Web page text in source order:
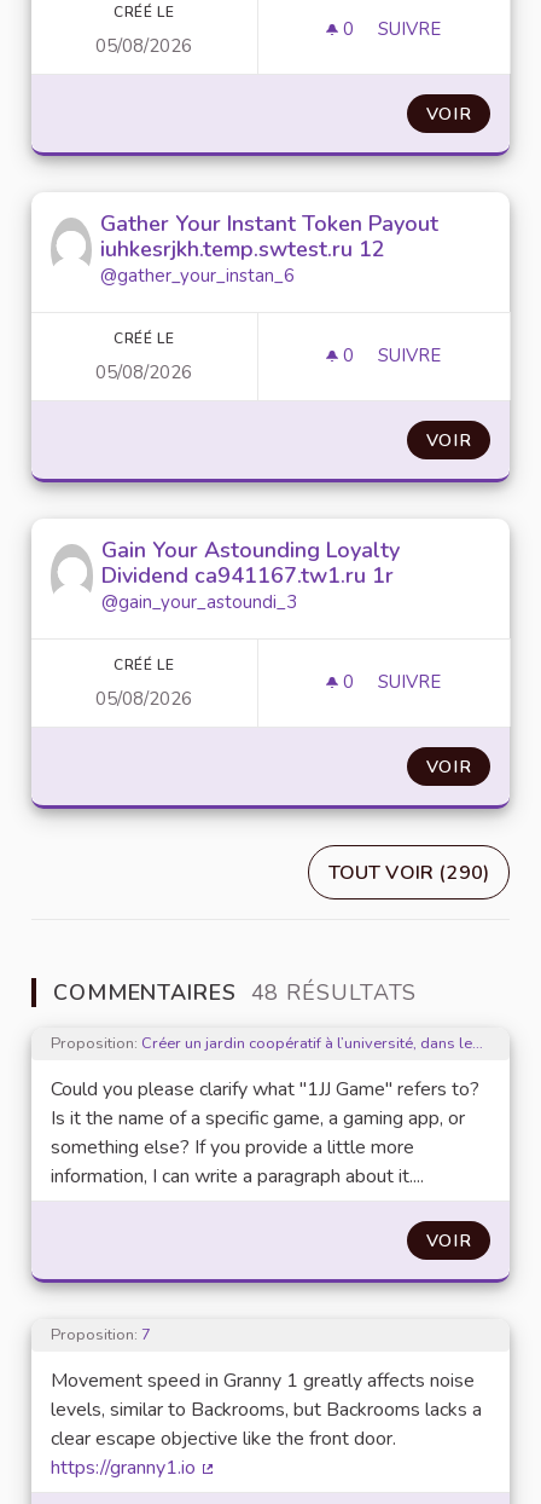
CRÉÉ LE
05/08/2026
0 0 ABONNÉ
SUIVRE
VOIR
Gather Your Instant Token Payout
iuhkesrjkh.temp.swtest.ru 12
@gather_your_instan_6
CRÉÉ LE
05/08/2026
0 0 ABONNÉ
SUIVRE
VOIR
Gain Your Astounding Loyalty
Dividend ca941167.tw1.ru 1r
@gain_your_astoundi_3
CRÉÉ LE
05/08/2026
0 0 ABONNÉ
SUIVRE
VOIR
TOUT VOIR (290)
COMMENTAIRES 48 RÉSULTATS
Proposition: Créer un jardin coopératif à l’université, dans les résidences universitaires ou dans les villes d’études
Could you please clarify what "1JJ Game" refers to?
Is it the name of a specific game, a gaming app, or
something else? If you provide a little more
information, I can write a paragraph about it....
VOIR
Proposition: 7
Movement speed in Granny 1 greatly affects noise
levels, similar to Backrooms, but Backrooms lacks a
clear escape objective like the front door.
https://granny1.io
(Lien externe)